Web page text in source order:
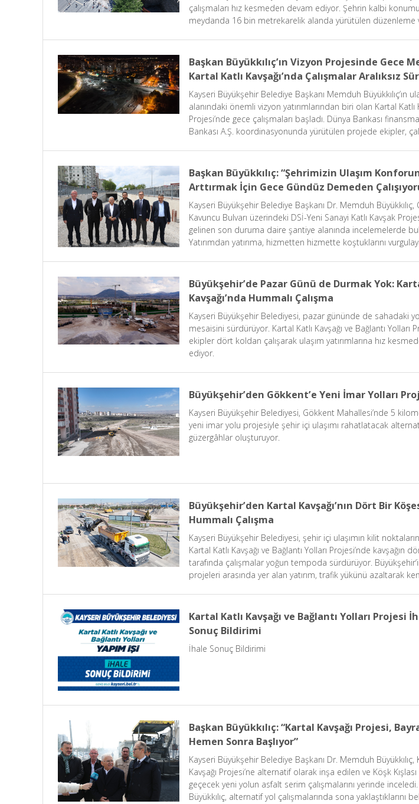
çalışmaları hız kesmeden devam ediyor. Şehrin kalbi
meydanda 16 bin metrekarelik alanda yürütülen düzenleme
Başkan Büyükkılıç’ın Vizyon Projesinde Gece
Kartal Katlı Kavşağı’nda Çalışmalar Aralıksız
Kayseri Büyükşehir Belediye Başkanı Memduh Büyükkılıç’ın
alanındaki önemli vizyon yatırımlarından biri olan Kartal Katlı
Projesi’nde gece çalışmaları başladı. Dünya Bankası
Bankası A.Ş. koordinasyonunda yürütülen projede ekipler,
Başkan Büyükkılıç: “Şehrimizin Ulaşım
Arttırmak İçin Gece Gündüz Demeden
Kayseri Büyükşehir Belediye Başkanı Dr. Memduh Büyükkılıç,
Kavuncu Bulvarı üzerindeki DSİ-Yeni Sanayi Katlı Kavşak
gelinen son duruma daire şantiye alanında incelemelerde
Yatırımdan yatırıma, hizmetten hizmette koştuklarını
Büyükşehir’de Pazar Günü de Durmak Yok:
Kavşağı’nda Hummalı Çalışma
Kayseri Büyükşehir Belediyesi, pazar gününde de sahadaki
mesaisini sürdürüyor. Kartal Katlı Kavşağı ve Bağlantı Yolları
ekipler dört koldan çalışarak ulaşım yatırımlarına hız
ediyor.
Büyükşehir’den Gökkent’e Yeni İmar Yolları
Kayseri Büyükşehir Belediyesi, Gökkent Mahallesi’nde 5
yeni imar yolu projesiyle şehir içi ulaşımı rahatlatacak
güzergâhlar oluşturuyor.
Büyükşehir’den Kartal Kavşağı’nın Dört Bir
Hummalı Çalışma
Kayseri Büyükşehir Belediyesi, şehir içi ulaşımın kilit
Kartal Katlı Kavşağı ve Bağlantı Yolları Projesi’nde kavşağın
tarafında çalışmalar yoğun tempoda sürdürüyor.
projeleri arasında yer alan yatırım, trafik yükünü azaltarak
Kartal Katlı Kavşağı ve Bağlantı Yolları Projesi
Sonuç Bildirimi
İhale Sonuç Bildirimi
Başkan Büyükkılıç: “Kartal Kavşağı Projesi,
Hemen Sonra Başlıyor”
Kayseri Büyükşehir Belediye Başkanı Dr. Memduh Büyükkılıç,
Kavşağı Projesi’ne alternatif olarak inşa edilen ve Köşk
geçecek yeni yolun asfalt serim çalışmalarını yerinde
Büyükkılıç, alternatif yol çalışmalarında sona yaklaştıklarını